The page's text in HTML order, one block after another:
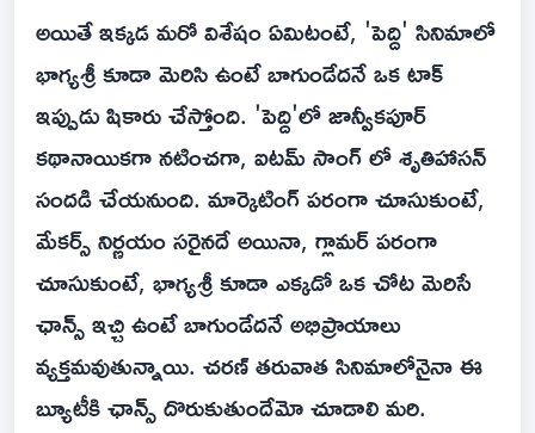
అయితే ఇక్కడ మరో విశేషం ఏమిటంటే, 'పెద్ది' సినిమాలో
భాగ్యశ్రీ కూడా మెరిసి ఉంటే బాగుండేదనే ఒక టాక్
ఇప్పుడు షికారు చేస్తోంది. 'పెద్ది'లో జాన్వీకపూర్
కథానాయికగా నటించగా, ఐటమ్ సాంగ్ లో శృతిహాసన్
సందడి చేయనుంది. మార్కెటింగ్ పరంగా చూసుకుంటే,
మేకర్స్ నిర్ణయం సరైనదే అయినా, గ్లామర్ పరంగా
చూసుకుంటే, భాగ్యశ్రీ కూడా ఎక్కడో ఒక చోట మెరిసే
ఛాన్స్ ఇచ్చి ఉంటే బాగుండేదనే అభిప్రాయాలు
వ్యక్తమవుతున్నాయి. చరణ్ తరువాత సినిమాలోనైనా ఈ
బ్యూటీకి ఛాన్స్ దొరుకుతుందేమో చూడాలి మరి.